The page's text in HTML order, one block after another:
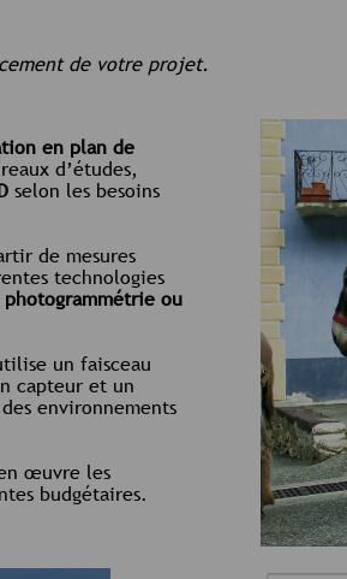
de votre projet.
en plan de
d’études,
selon les besoins
de mesures
technologies
photogrammétrie ou
un faisceau
capteur et un
environnements
œuvre les
budgétaires.